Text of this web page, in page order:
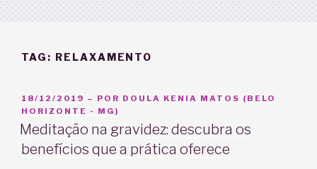
TAG: RELAXAMENTO
PUBLICADO
EM
18/12/2019 – POR DOULA KENIA MATOS (BELO
HORIZONTE - MG)
Meditação na gravidez: descubra os
benefícios que a prática oferece